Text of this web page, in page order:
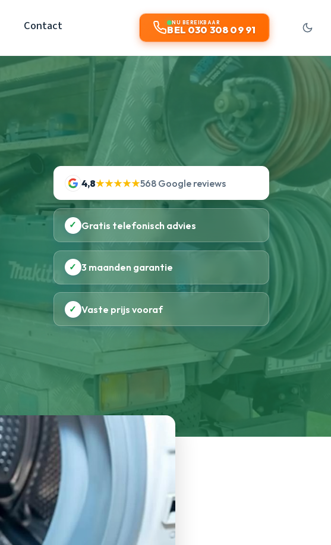
Contact NU BEREIKBAAR
BEL 030 308 09 91
4,8★★★★★568 Google reviews
✓ Gratis telefonisch advies
✓ 3 maanden garantie
✓ Vaste prijs vooraf